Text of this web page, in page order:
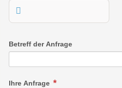
Betreff der Anfrage
Ihre Anfrage